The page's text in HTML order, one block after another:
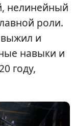
нелинейный
роли.
выжил и
навыки и
году,